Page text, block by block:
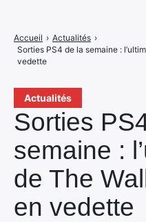
Actualités
Sorties
semaine :
de The
en vedette
Accueil › Actualités ›
Sorties PS4 de la semaine :
vedette